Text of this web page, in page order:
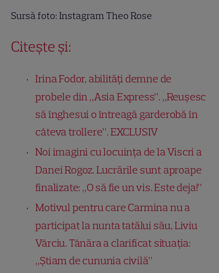
Sursă foto: Instagram Theo Rose
Citește și:
Irina Fodor, abilități demne de
probele din „Asia Express”. „Reușesc
să înghesui o întreagă garderobă în
câteva trollere”. EXCLUSIV
Noi imagini cu locuința de la Viscri a
Danei Rogoz. Lucrările sunt aproape
finalizate: „O să fie un vis. Este deja!”
Motivul pentru care Carmina nu a
participat la nunta tatălui său, Liviu
Vârciu. Tânăra a clarificat situația:
„Știam de cununia civilă”